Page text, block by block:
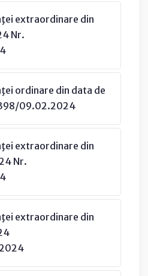
extraordinare din
Nr.
ordinare din data de
09.02.2024
extraordinare din
Nr.
extraordinare din